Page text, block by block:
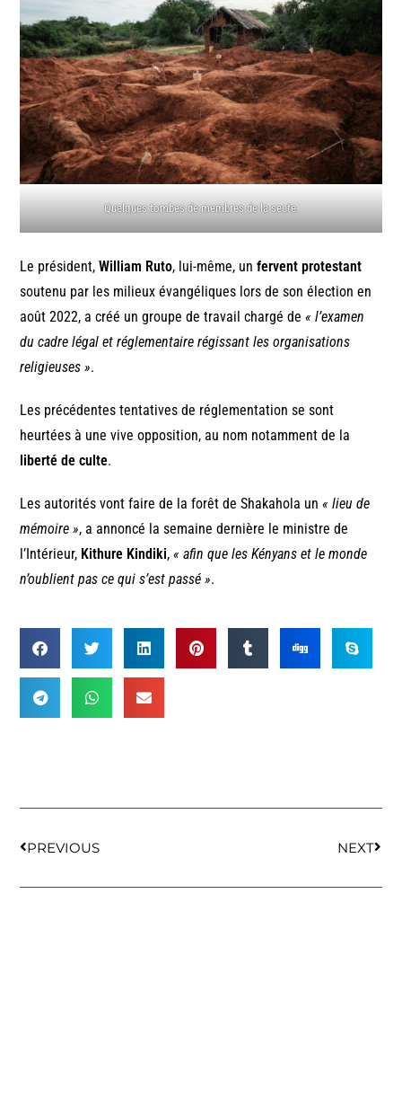
Quelques tombes de membres de la secte.
Le président,William Ruto, lui-même, unfervent protestant
soutenu par les milieux évangéliques lors de son élection en
août 2022, a créé un groupe de travail chargé de« l’examen
du cadre légal et réglementaire régissant les organisations
religieuses ».
Les précédentes tentatives de réglementation se sont
heurtées à une vive opposition, au nom notamment de la
liberté de culte.
Les autorités vont faire de la forêt de Shakahola un« lieu de
mémoire », a annoncé la semaine dernière le ministre de
l’Intérieur, Kithure Kindiki,« afin que les Kényans et le monde
n’oublient pas ce qui s’est passé ».
PREVIOUS NEXT